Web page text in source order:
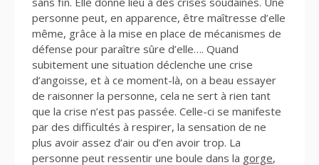
personne peut, en apparence, être maîtresse d’elle
même, grâce à la mise en place de mécanismes de
défense pour paraître sûre d’elle…. Quand
subitement une situation déclenche une crise
d’angoisse, et à ce moment-là, on a beau essayer
de raisonner la personne, cela ne sert à rien tant
que la crise n’est pas passée. Celle-ci se manifeste
par des difficultés à respirer, la sensation de ne
plus avoir assez d’air ou d’en avoir trop. La
personne peut ressentir une boule dans la gorge,